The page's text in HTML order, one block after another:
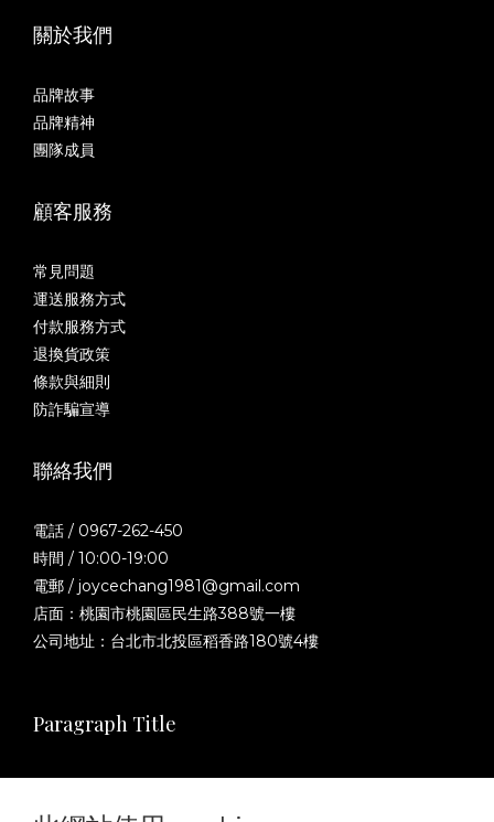
關於我們
品牌故事
品牌精神
團隊成員
顧客服務
常見問題
運送服務方式
付款服務方式
退換貨政策
條款與細則
防詐騙宣導
聯絡我們
電話 / 0967-262-450
時間 / 10:00-19:00
電郵 / joycechang1981@gmail.com
店面：桃園市桃園區民生路388號一樓
公司地址：台北市北投區稻香路180號4樓
Paragraph Title